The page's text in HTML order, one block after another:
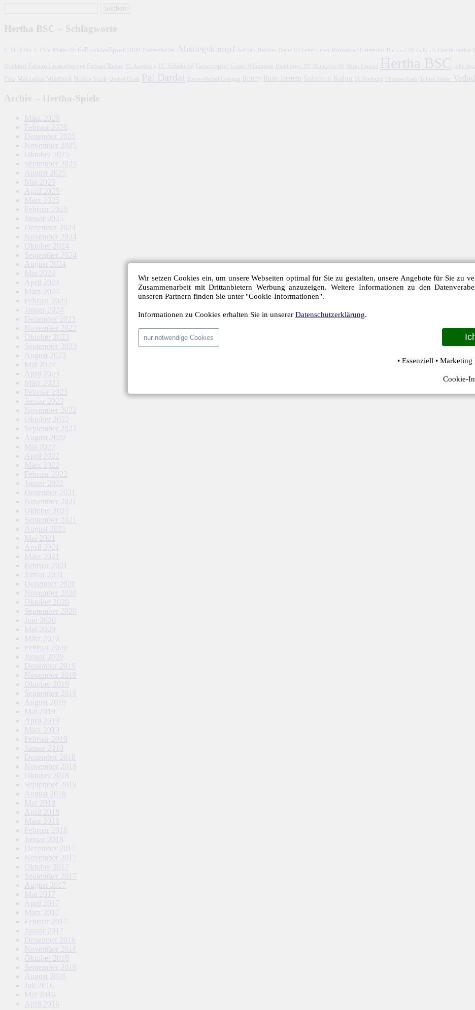
Hertha BSC – Schlagworte
1. FC Köln 1. FSV Mainz 05 6-Punkte-Spiel 1899 Hoffenheim Abstiegskampf Adrian Ramos Bayer 04 Leverkusen Borussia Dortmund Borussia M'gladbach Davie Selke
Fabian Lustenberger Fabian Reese FC Schalke 04 Geisterspiel Guido Winkmann Hamburger SV Hertha BSC
Fritz
Maximilian Mittelstädt Niklas Stark Pal Dardai Pierre-Michel Lasogga Ronny Rune Jarstein Salomon Kalou SC Freiburg Tobias Stieler
Archiv – Hertha-Spiele
März 2026
Februar 2026
Dezember 2025
November 2025
Oktober 2025
September 2025
August 2025
Mai 2025
April 2025
März 2025
Februar 2025
Januar 2025
Dezember 2024
November 2024
Oktober 2024
September 2024
August 2024
Mai 2024
April 2024
März 2024
Februar 2024
Januar 2024
Dezember 2023
November 2023
Oktober 2023
September 2023
August 2023
Mai 2023
April 2023
März 2023
Februar 2023
Januar 2023
November 2022
Oktober 2022
September 2022
August 2022
Mai 2022
April 2022
März 2022
Februar 2022
Januar 2022
Dezember 2021
November 2021
Oktober 2021
September 2021
August 2021
Mai 2021
April 2021
März 2021
Februar 2021
Januar 2021
Dezember 2020
November 2020
Oktober 2020
September 2020
Juni 2020
Mai 2020
März 2020
Februar 2020
Januar 2020
Dezember 2019
November 2019
Oktober 2019
September 2019
August 2019
Mai 2019
April 2019
März 2019
Februar 2019
Januar 2019
Dezember 2018
November 2018
Oktober 2018
September 2018
August 2018
Mai 2018
April 2018
März 2018
Februar 2018
Januar 2018
Dezember 2017
November 2017
Oktober 2017
September 2017
August 2017
Mai 2017
April 2017
März 2017
Februar 2017
Januar 2017
Dezember 2016
November 2016
Oktober 2016
September 2016
August 2016
Juli 2016
Mai 2016
April 2016
Wir setzen Cookies ein, um unsere Webseiten optimal für Sie zu gestalten, unsere Angebote für Sie zu
Zusammenarbeit mit Drittanbietern Werbung anzuzeigen. Weitere Informationen zu den
unseren Partnern finden Sie unter "Cookie-Informationen".
Informationen zu Cookies erhalten Sie in unserer Datenschutzerklärung.
nur notwendige Cookies
• Essenziell •
Cookie-